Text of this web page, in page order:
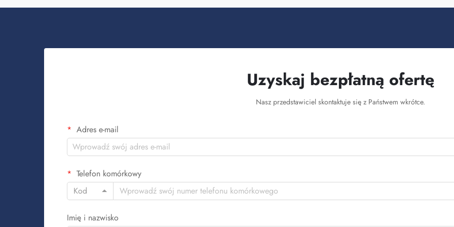
Uzyskaj bezpłatną ofertę
Nasz przedstawiciel skontaktuje się z Państwem wkrótce.
Adres e-mail
Telefon komórkowy
Kod
Imię i nazwisko